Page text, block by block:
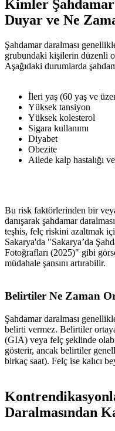
Kimler
Duyar ve Ne
Şahdamar daralması
grubundaki kişilerin düzenli
Aşağıdaki durumlarda
İleri yaş (60 yaş ve
Yüksek tansiyon
Yüksek kolesterol
Sigara kullanımı
Diyabet
Obezite
Ailede kalp hastalığı
Bu risk faktörlerinden bir
danışarak şahdamar
teşhis, felç riskini azaltmak
Sakarya'da "Sakarya’da
Fotoğrafları (2025)" gibi
müdahale şansını artırabilir.
Belirtiler Ne Zaman
Şahdamar daralması
belirti vermez. Belirtiler
(GIA) veya felç şeklinde
gösterir, ancak belirtiler
birkaç saat). Felç ise kalıcı
Daralmasından